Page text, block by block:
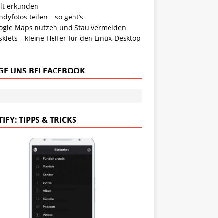
erkunden
teilen – so geht’s
Maps nutzen und Stau vermeiden
– kleine Helfer für den Linux-Desktop
UNS BEI FACEBOOK
TIPPS & TRICKS